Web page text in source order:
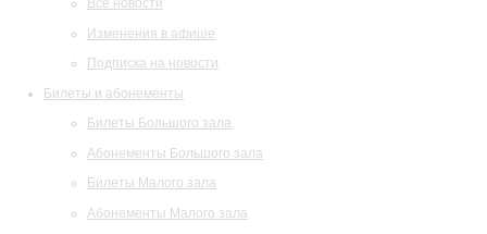
Все новости
Изменения в афише
Подписка на новости
Билеты и абонементы
Билеты Большого зала
Абонементы Большого зала
Билеты Малого зала
Абонементы Малого зала